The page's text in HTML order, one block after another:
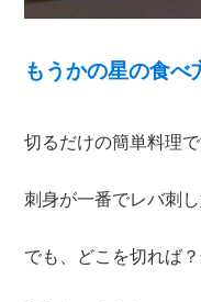
もうかの星の食べ
切るだけの簡単料理で
刺身が一番でレバ刺
でも、どこを切れば